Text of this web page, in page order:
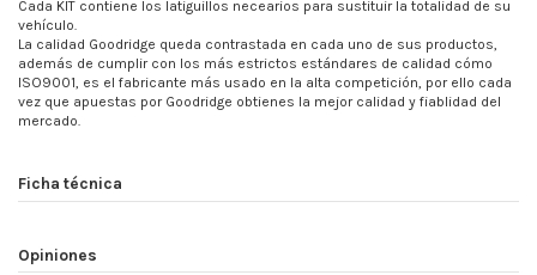
Cada KIT contiene los latiguillos necearios para sustituir la totalidad de su
vehículo.
La calidad Goodridge queda contrastada en cada uno de sus productos,
además de cumplir con los más estrictos estándares de calidad cómo
ISO9001, es el fabricante más usado en la alta competición, por ello cada
vez que apuestas por Goodridge obtienes la mejor calidad y fiablidad del
mercado.
Ficha técnica
Opiniones